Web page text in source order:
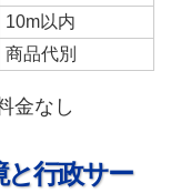
10m以内
商品代別
金なし
と行政サー